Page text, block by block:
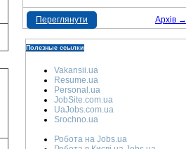
Архів →
Переглянути
Полезные ссылки
Vakansii.ua
Resume.ua
Personal.ua
JobSite.com.ua
UaJobs.com.ua
Srochno.ua
Робота на Jobs.ua